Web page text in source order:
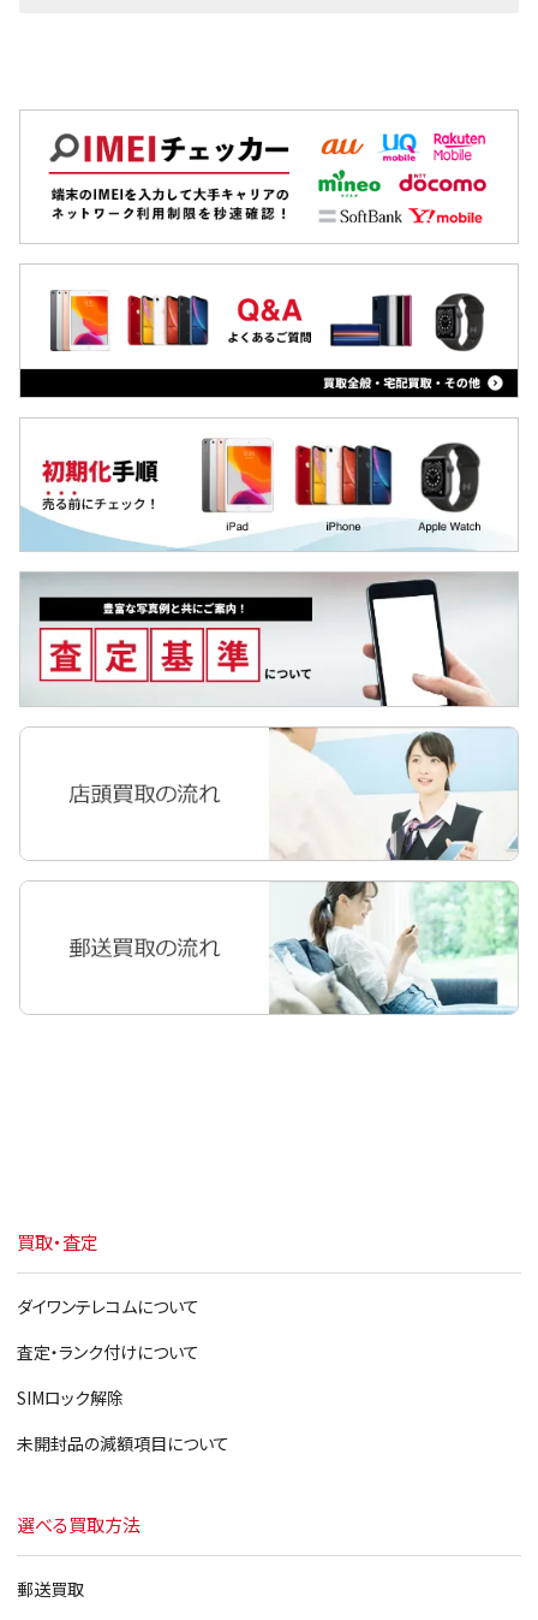
Pixel7
Pixel 6 Pro
Pixel 6a
Pixel 6
Pixel 5a
Pixel 5
Pixel 4
Pixel 3a XL
Pixel 3a
Pixel 3 XL
Pixel 3
Xiaomi
MacBook
iPad
Qua tab
dtab
MediaPad
LAVIE Tab
YOGA Tab
Surface
Galaxyタブ
Pixel Tab
買取・査定
ダイワンテレコムについて
査定・ランク付けについて
SIMロック解除
未開封品の減額項目について
選べる買取方法
郵送買取